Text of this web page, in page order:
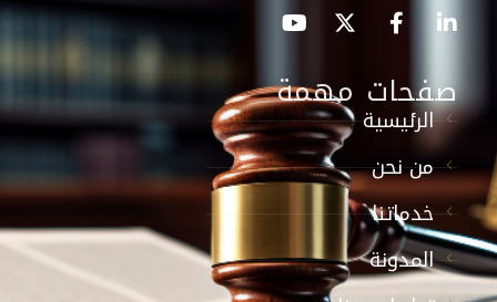
صفحات مهمة
الرئيسية
من نحن
خدماتنا
المدونة